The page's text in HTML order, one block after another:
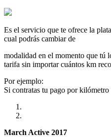
Es el servicio que te ofrece la
cual podrás cambiar de
modalidad en el momento que tú
tarifa sin importar cuántos km
Por ejemplo:
Si contratas tu pago por kilómetro
March Active 2017